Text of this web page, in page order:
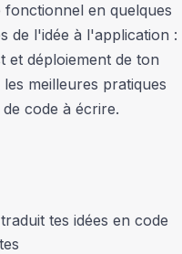
fonctionnel en quelques
de l'idée à l'application :
et déploiement de ton
meilleures pratiques
code à écrire.
tes idées en code